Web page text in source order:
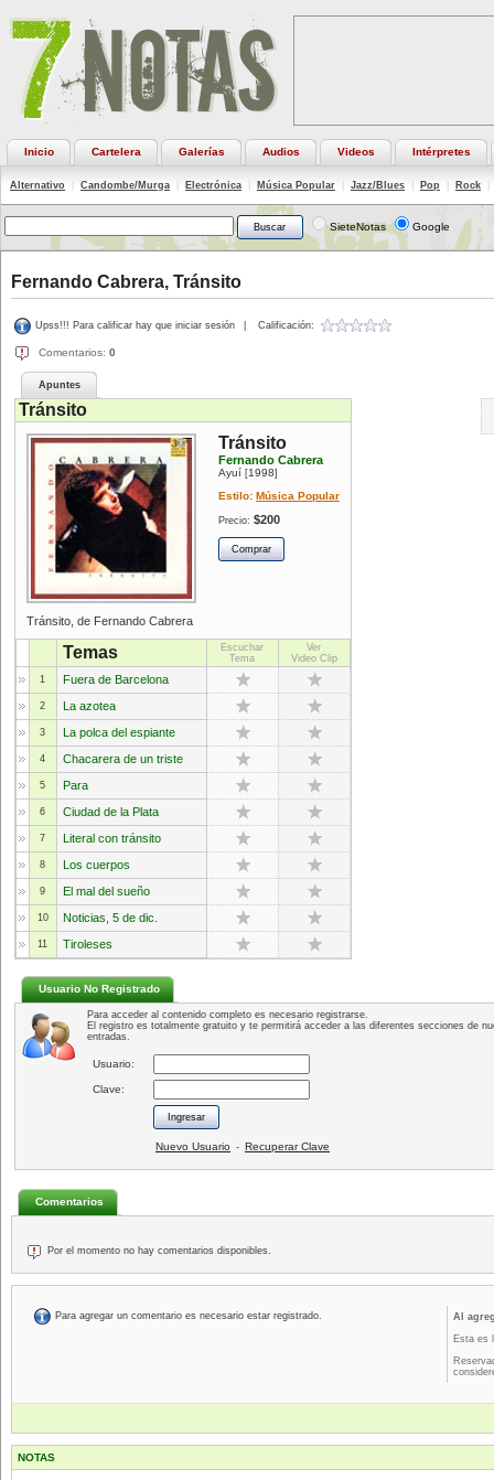
Inicio Cartelera Galerías Audios Videos Intérpretes
Alternativo Candombe/Murga Electrónica Música Popular Jazz/Blues Pop Rock
SieteNotas Google
Fernando Cabrera, Tránsito
Upss!!! Para calificar hay que iniciar sesión Calificación:
Comentarios: 0
Apuntes
Tránsito
Tránsito
Fernando Cabrera
Ayuí [1998]
Estilo: Música Popular
Precio: $200
Tránsito, de Fernando Cabrera
Temas
Escuchar
Tema
Ver
Video Clip
1
Fuera de Barcelona
2 La azotea
3 La polca del espiante
4 Chacarera de un triste
5 Para
6 Ciudad de la Plata
7 Literal con tránsito
8 Los cuerpos
9 El mal del sueño
10 Noticias, 5 de dic.
11 Tiroleses
Usuario No Registrado
Para acceder al contenido completo es necesario registrarse.
El registro es totalmente gratuito y te permitirá acceder a las diferentes secciones de
entradas.
Usuario:
Clave:
Nuevo Usuario - Recuperar Clave
Comentarios
Por el momento no hay comentarios disponibles.
Para agregar un comentario es necesario estar registrado.
Al
Esta es
NOTAS